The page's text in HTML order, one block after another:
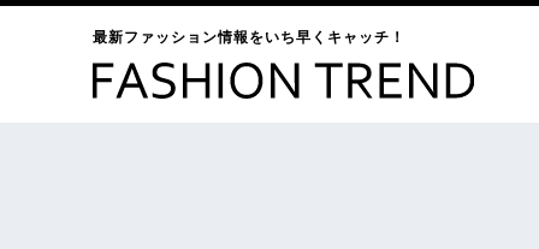
最新ファッション情報をいち早くキャッチ！